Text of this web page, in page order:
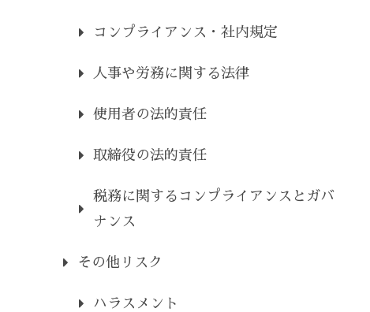
コンプライアンス・社内規定
人事や労務に関する法律
使用者の法的責任
取締役の法的責任
税務に関するコンプライアンスとガバ
ナンス
その他リスク
ハラスメント